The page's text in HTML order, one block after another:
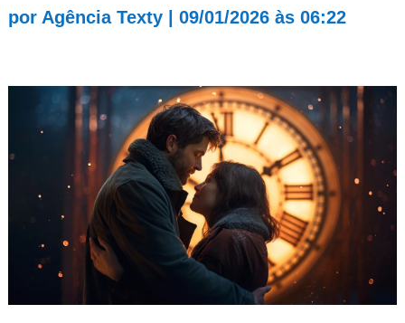
por Agência Texty| 09/01/2026 às 06:22